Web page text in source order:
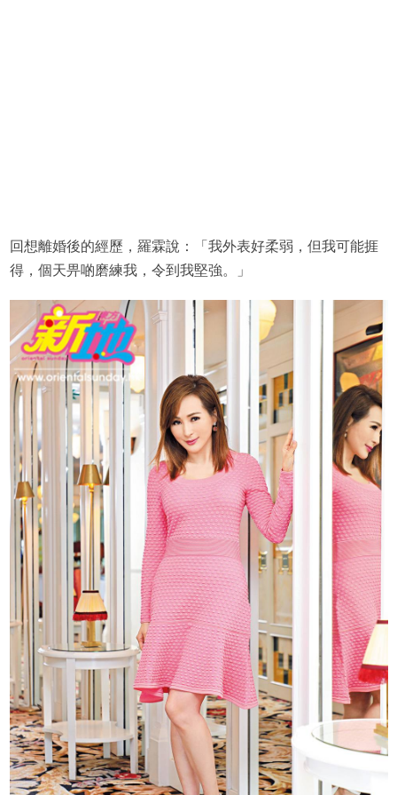
回想離婚後的經歷，羅霖說：「我外表好柔弱，但我可能捱
得，個天畀啲磨練我，令到我堅強。」